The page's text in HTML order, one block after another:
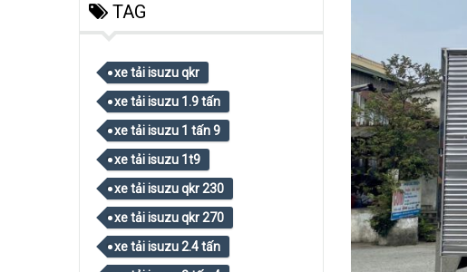
TAG
xe tải isuzu qkr
xe tải isuzu 1.9 tấn
xe tải isuzu 1 tấn 9
xe tải isuzu 1t9
xe tải isuzu qkr 230
xe tải isuzu qkr 270
xe tải isuzu 2.4 tấn